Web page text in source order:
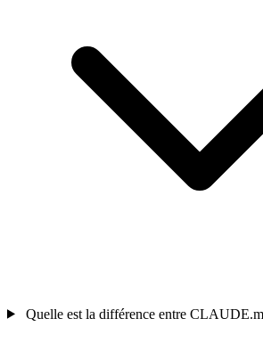
Quelle est la différence entre